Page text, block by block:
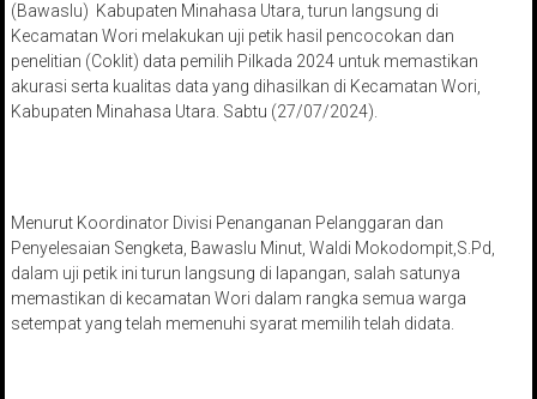
(Bawaslu) Kabupaten Minahasa Utara, turun langsung di
Kecamatan Wori melakukan uji petik hasil pencocokan dan
penelitian (Coklit) data pemilih Pilkada 2024 untuk memastikan
akurasi serta kualitas data yang dihasilkan di Kecamatan Wori,
Kabupaten Minahasa Utara. Sabtu (27/07/2024).
Menurut Koordinator Divisi Penanganan Pelanggaran dan
Penyelesaian Sengketa, Bawaslu Minut, Waldi Mokodompit,S.Pd,
dalam uji petik ini turun langsung di lapangan, salah satunya
memastikan di kecamatan Wori dalam rangka semua warga
setempat yang telah memenuhi syarat memilih telah didata.